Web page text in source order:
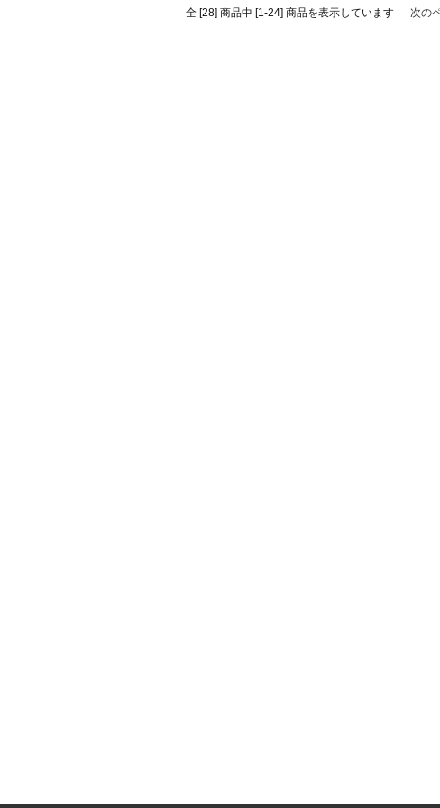
全 [28] 商品中 [1-24] 商品を表示しています 次の